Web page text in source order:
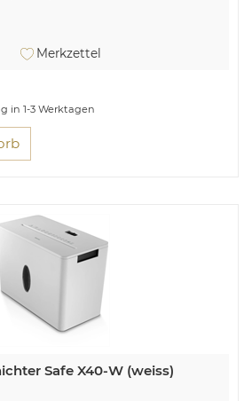
Merkzettel
in 1-3 Werktagen
Safe X40-W (weiss)